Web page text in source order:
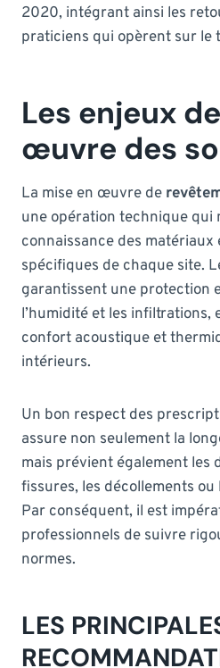
2020, intégrant ainsi les
praticiens qui opèrent sur le
Les enjeux
œuvre des
La mise en œuvre de
une opération technique qui
connaissance des matériaux
spécifiques de chaque site.
garantissent une protection
l’humidité et les infiltrations,
confort acoustique et
intérieurs.
Un bon respect des
assure non seulement la
mais prévient également les
fissures, les décollements ou
Par conséquent, il est
professionnels de suivre
normes.
LES